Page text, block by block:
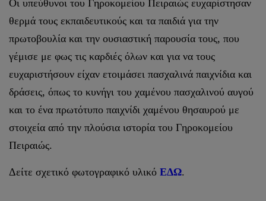
Οι υπεύθυνοι του Γηροκομείου Πειραιώς ευχαρίστησαν
θερμά τους εκπαιδευτικούς και τα παιδιά για την
πρωτοβουλία και την ουσιαστική παρουσία τους, που
γέμισε με φως τις καρδιές όλων και για να τους
ευχαριστήσουν είχαν ετοιμάσει πασχαλινά παιχνίδια και
δράσεις, όπως το κυνήγι του χαμένου πασχαλινού αυγού
και το ένα πρωτότυπο παιχνίδι χαμένου θησαυρού με
στοιχεία από την πλούσια ιστορία του Γηροκομείου
Πειραιώς.
Δείτε σχετικό φωτογραφικό υλικό ΕΔΩ.